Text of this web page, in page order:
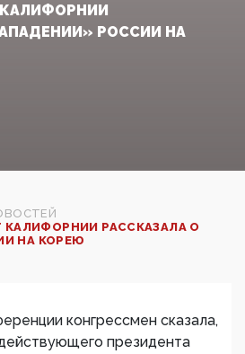
РОССИИ НА
КАЛИФОРНИИ РАССКАЗАЛА О
НА КОРЕЮ
конгрессмен сказала,
президента